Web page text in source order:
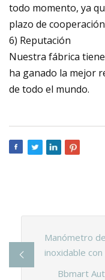
todo momento, ya
plazo de
6) Reputación
Nuestra fábrica
ha ganado la mejor
de todo el mundo.
Manómetro
inoxidable
Bbmart